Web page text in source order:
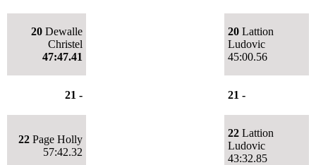
20 Dewalle
Christel
47:47.41
20 Lattion
Ludovic
45:00.56
21 - 21 -
22 Page Holly
57:42.32
22 Lattion
Ludovic
43:32.85